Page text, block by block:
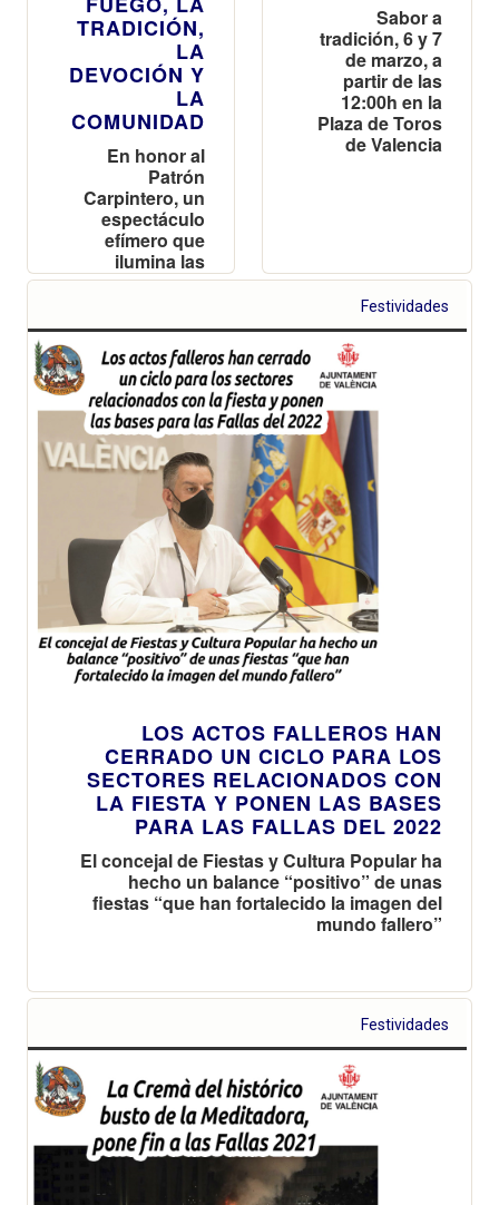
TRADICIÓN,
LA
DEVOCIÓN Y
LA
COMUNIDAD
En honor al
Patrón
Carpintero, un
espectáculo
efímero que
ilumina las
calles de
Sabor a
tradición, 6 y 7
de marzo, a
partir de las
12:00h en la
Plaza de Toros
de Valencia
Festividades
LOS ACTOS FALLEROS HAN
CERRADO UN CICLO PARA LOS
SECTORES RELACIONADOS CON
LA FIESTA Y PONEN LAS BASES
PARA LAS FALLAS DEL 2022
El concejal de Fiestas y Cultura Popular ha
hecho un balance “positivo” de unas
fiestas “que han fortalecido la imagen del
mundo fallero”
Festividades